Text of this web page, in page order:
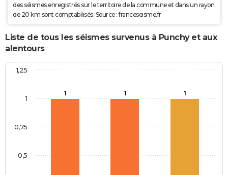
des séismes enregistrés sur le territoire de la commune et dans un rayon
de 20 km sont comptabilisés. Source : franceseisme.fr
Liste de tous les séismes survenus à Punchy et aux
alentours
1 1 1
0,5
0,75
1
1,25